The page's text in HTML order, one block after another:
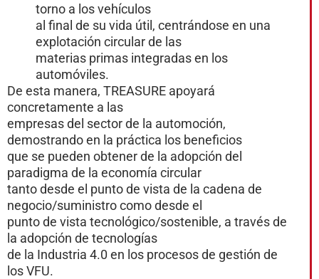
torno a los vehículos
al final de su vida útil, centrándose en una
explotación circular de las
materias primas integradas en los
automóviles.
De esta manera, TREASURE apoyará
concretamente a las
empresas del sector de la automoción,
demostrando en la práctica los beneficios
que se pueden obtener de la adopción del
paradigma de la economía circular
tanto desde el punto de vista de la cadena de
negocio/suministro como desde el
punto de vista tecnológico/sostenible, a través de
la adopción de tecnologías
de la Industria 4.0 en los procesos de gestión de
los VFU.